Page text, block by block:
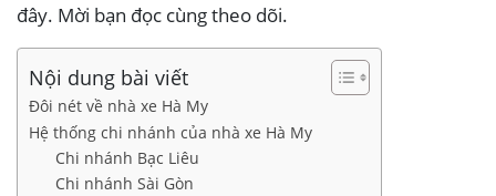
đây. Mời bạn đọc cùng theo dõi.
Nội dung bài viết
Đôi nét về nhà xe Hà My
Hệ thống chi nhánh của nhà xe Hà My
Chi nhánh Bạc Liêu
Chi nhánh Sài Gòn